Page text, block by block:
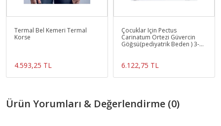
Termal Bel Kemeri Termal
Korse
4.593,25 TL
Çocuklar Için Pectus
Carinatum Ortezi Güvercin
Göğsü(pediyatrik Beden ) 3-15
6.122,75 TL
Ürün Yorumları & Değerlendirme (0)